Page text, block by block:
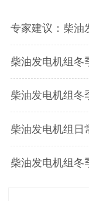
专家建议：柴油
柴油发电机组冬
柴油发电机组冬
柴油发电机组日
柴油发电机组冬